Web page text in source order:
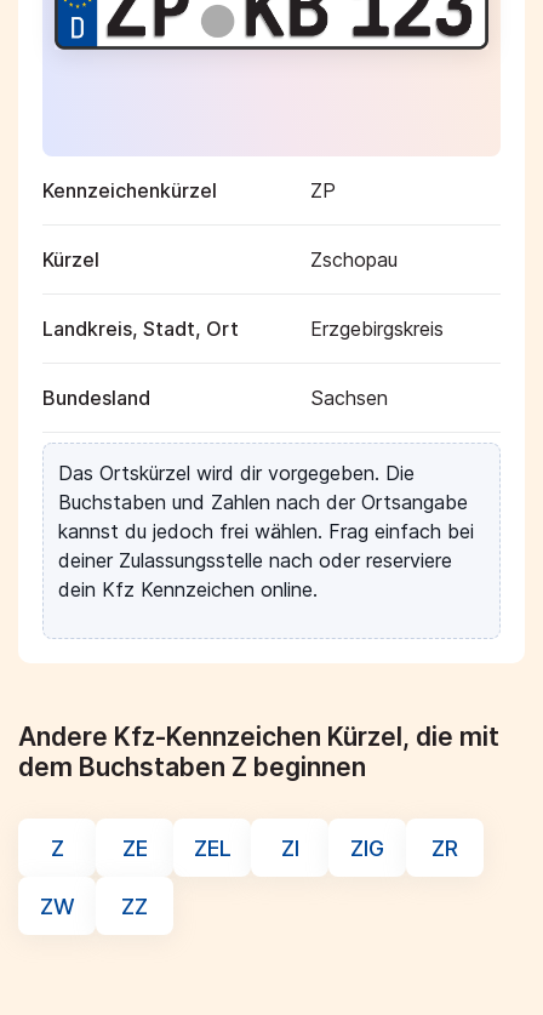
Kennzeichenkürzel ZP
Kürzel Zschopau
Landkreis, Stadt, Ort Erzgebirgskreis
Bundesland Sachsen
Das Ortskürzel wird dir vorgegeben. Die
Buchstaben und Zahlen nach der Ortsangabe
kannst du jedoch frei wählen. Frag einfach bei
deiner Zulassungsstelle nach oder reserviere
dein Kfz Kennzeichen online.
Andere Kfz-Kennzeichen Kürzel, die mit
dem Buchstaben Z beginnen
Z ZE ZEL ZI ZIG ZR
ZW ZZ